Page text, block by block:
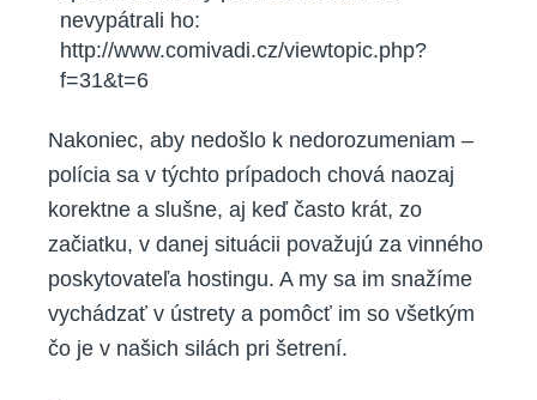
nevypátrali ho:
http://www.comivadi.cz/viewtopic.php?
f=31&t=6
Nakoniec, aby nedošlo k nedorozumeniam –
polícia sa v týchto prípadoch chová naozaj
korektne a slušne, aj keď často krát, zo
začiatku, v danej situácii považujú za vinného
poskytovateľa hostingu. A my sa im snažíme
vychádzať v ústrety a pomôcť im so všetkým
čo je v našich silách pri šetrení.